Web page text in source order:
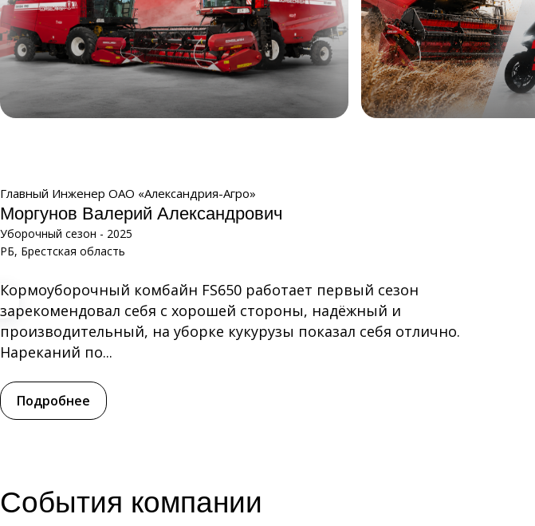
Главный Инженер ОАО «Александрия-Агро»
Моргунов Валерий Александрович
Уборочный сезон - 2025
РБ, Брестская область
Кормоуборочный комбайн FS650 работает первый сезон
зарекомендовал себя с хорошей стороны, надёжный и
производительный, на уборке кукурузы показал себя отлично.
Нареканий по...
Подробнее
События компании